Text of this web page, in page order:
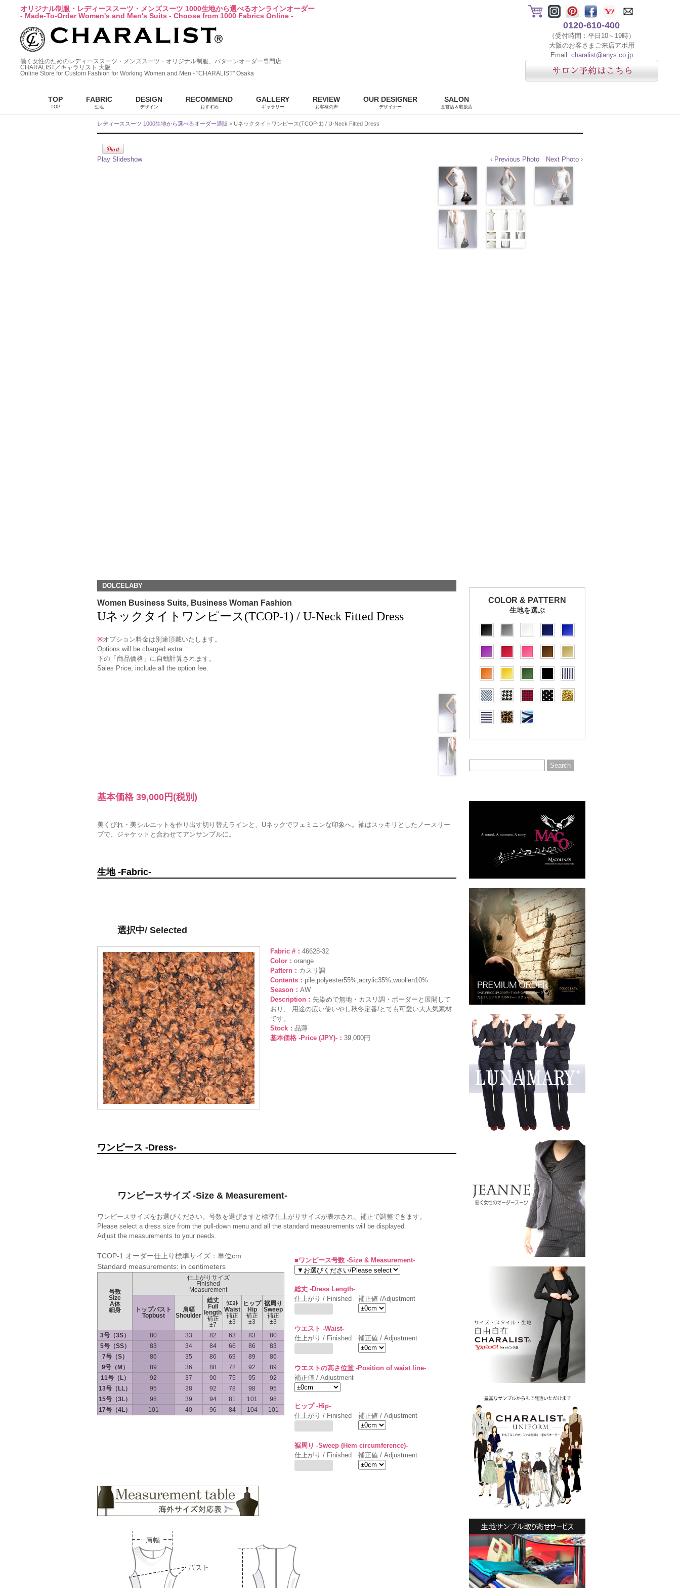
オリジナル制服・レディーススーツ・メンズスーツ 1000生地から選べるオンラインオーダー
- Made-To-Order Women's and Men's Suits - Choose from 1000 Fabrics Online -
働く女性のためのレディーススーツ・メンズスーツ・オリジナル制服、パターンオーダー専門店
CHARALIST／キャラリスト 大阪
Online Store for Custom Fashion for Working Women and Men - "CHARALIST" Osaka
0120-610-400
（受付時間：平日10～19時）
大阪のお客さまご来店アポ用
Email: charalist@anys.co.jp
TOP
TOP
FABRIC
生地
DESIGN
デザイン
RECOMMEND
おすすめ
GALLERY
ギャラリー
REVIEW
お客様の声
OUR DESIGNER
デザイナー
SALON
直営店＆取扱店
レディーススーツ 1000生地から選べるオーダー通販 > Uネックタイトワンピース(TCOP-1) / U-Neck Fitted Dress
Play Slideshow ‹ Previous Photo Next Photo ›
DOLCELABY
Women Business Suits, Business Woman Fashion
Uネックタイトワンピース(TCOP-1) / U-Neck Fitted Dress
※オプション料金は別途頂戴いたします。
Options will be charged extra.
下の「商品価格」に自動計算されます。
Sales Price, include all the option fee.
基本価格 39,000円 (税別)
美くびれ・美シルエットを作り出す切り替えラインと、Uネックでフェミニンな印象へ。袖はスッキリとしたノースリー
ブで、ジャケットと合わせてアンサンブルに。
生地 -Fabric-
選択中/ Selected
Fabric #： 46628-32
Color： orange
Pattern： カスリ調
Contents： pile:polyester55%,acrylic35%,woollen10%
Season： AW
Description： 先染めで無地・カスリ調・ボーダーと展開して
おり、 用途の広い使いやし秋冬定番/とても可愛い大人気素材
です。
Stock： 品薄
基本価格 -Price (JPY)-： 39,000円
ワンピース -Dress-
ワンピースサイズ -Size & Measurement-
ワンピースサイズをお選びください。号数を選びますと標準仕上がりサイズが表示され、補正で調整できます。
Please select a dress size from the pull-down menu and all the standard measurements will be displayed.
Adjust the measurements to your needs.
TCOP-1 オーダー仕上り標準サイズ：単位cm
Standard measurements: in centimeters
号数
Size
A体
細身
仕上がりサイズ
Finished
Measurement
トップバスト
Topbust
肩幅
Shoulder
総丈
Full
length
補正
±7
ｳｴｽﾄ
Waist
補正
±3
ヒップ
Hip
補正
±3
裾周り
Sweep
補正
±3
3号（3S）
80 33 82 63 83
80
5号（SS）
83 34 84 66 86
83
7号（S）
86 35 86 69 89
86
9号（M）
89 36 88 72 92
89
11号（L）
92 37 90 75 95
92
13号（LL）
95 38 92 78 98
95
15号（3L）
98 39 94 81 101
98
17号（4L）
101 40 96 84 104 101
■ワンピース号数 -Size & Measurement-
総丈 -Dress Length-
仕上がり / Finished
補正値 /Adjustment
ウエスト -Waist-
仕上がり / Finished
補正値 / Adjustment
ウエストの高さ位置 -Position of waist line-
補正値 / Adjustment
ヒップ -Hip-
仕上がり / Finished
補正値 / Adjustment
裾周り -Sweep (Hem circumference)-
仕上がり / Finished
補正値 / Adjustment
COLOR & PATTERN
生地を選ぶ